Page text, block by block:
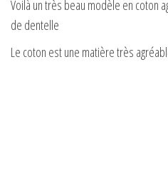
Voilà un très beau modèle en coton
de dentelle
Le coton est une matière très